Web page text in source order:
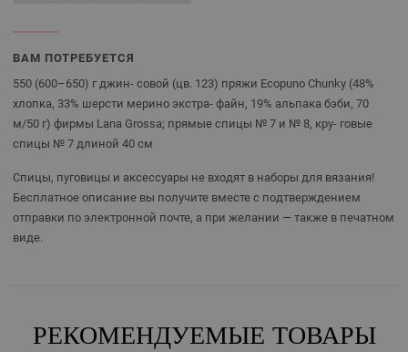
ВАМ ПОТРЕБУЕТСЯ
550 (600–650) г джин- совой (цв. 123) пряжи Ecopuno Chunky (48%
хлопка, 33% шерсти мерино экстра- файн, 19% альпака бэби, 70
м/50 г) фирмы Lana Grossa; прямые спицы № 7 и № 8, кру- говые
спицы № 7 длиной 40 см
Спицы, пуговицы и аксессуары не входят в наборы для вязания!
Бесплатное описание вы получите вместе с подтверждением
отправки по электронной почте, а при желании — также в печатном
виде.
РЕКОМЕНДУЕМЫЕ ТОВАРЫ